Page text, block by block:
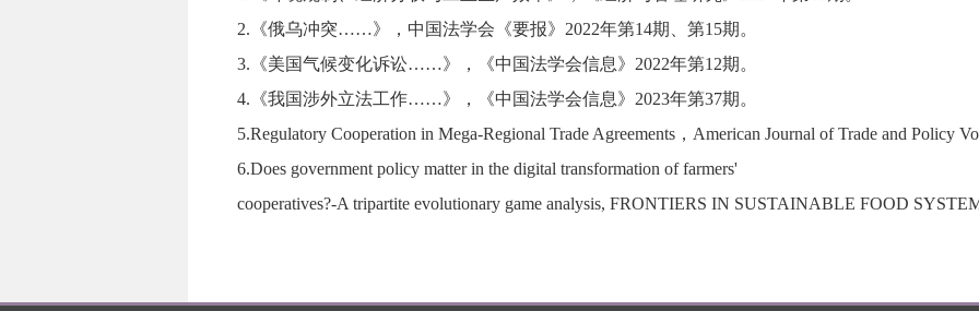
2.《俄乌冲突……》，中国法学会《要报》2022年第14期、第15期。
3.《美国气候变化诉讼……》，《中国法学会信息》2022年第12期。
4.《我国涉外立法工作……》，《中国法学会信息》2023年第37期。
5.Regulatory Cooperation in Mega-Regional Trade Agreements，American Journal of Trade and Policy
6.Does government policy matter in the digital transformation of farmers'
cooperatives?-A tripartite evolutionary game analysis, FRONTIERS IN SUSTAINABLE FOOD